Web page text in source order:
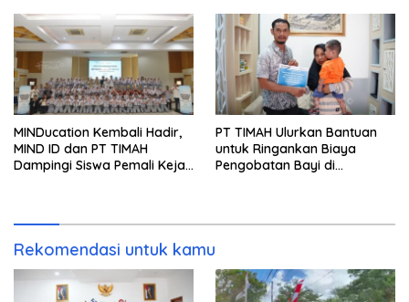
MINDucation Kembali Hadir,
MIND ID dan PT TIMAH
Dampingi Siswa Pemali Kejar
PT TIMAH Ulurkan Bantuan
untuk Ringankan Biaya
Pengobatan Bayi di
Rekomendasi untuk kamu